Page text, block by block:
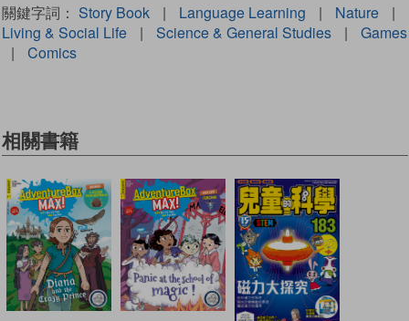
關鍵字詞： Story Book | Language Learning | Nature
|
Living & Social Life
| Science & General Studies |
Games
|
Comics
相關書籍